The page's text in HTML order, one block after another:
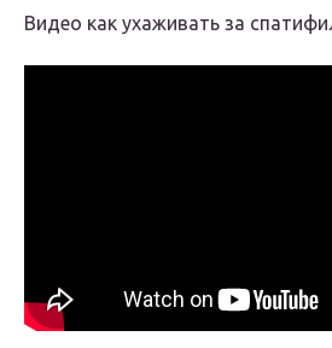
Видео как ухаживать за